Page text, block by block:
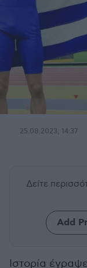
25.08.2023, 14:37
Δείτε
Add
Ιστορία